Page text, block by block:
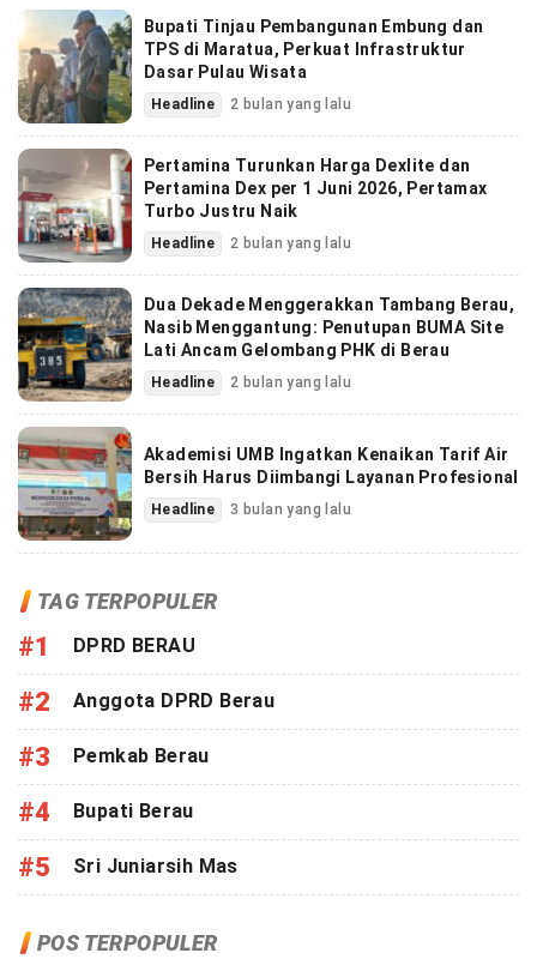
Bupati Tinjau Pembangunan Embung dan
TPS di Maratua, Perkuat Infrastruktur
Dasar Pulau Wisata
Headline 2 bulan yang lalu
Pertamina Turunkan Harga Dexlite dan
Pertamina Dex per 1 Juni 2026, Pertamax
Turbo Justru Naik
Headline 2 bulan yang lalu
Dua Dekade Menggerakkan Tambang Berau,
Nasib Menggantung: Penutupan BUMA Site
Lati Ancam Gelombang PHK di Berau
Headline 2 bulan yang lalu
Akademisi UMB Ingatkan Kenaikan Tarif Air
Bersih Harus Diimbangi Layanan Profesional
Headline 3 bulan yang lalu
TAG TERPOPULER
#1 DPRD BERAU
#2 Anggota DPRD Berau
#3 Pemkab Berau
#4 Bupati Berau
#5 Sri Juniarsih Mas
POS TERPOPULER